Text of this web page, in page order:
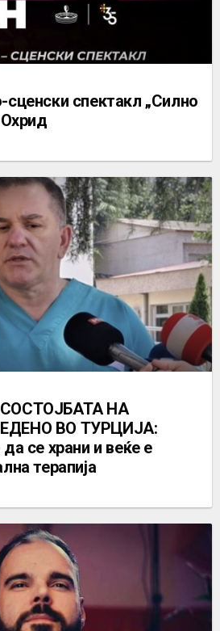
спектакл „Силно
НА
ВО ТУРЦИЈА:
се храни и веќе е
терапија